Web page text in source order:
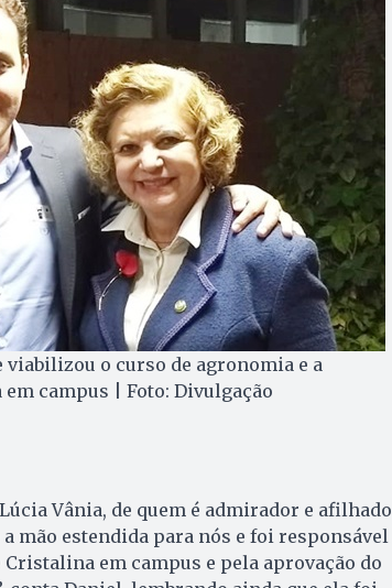
viabilizou o curso de agronomia e a
campus | Foto: Divulgação
Vânia, de quem é admirador e afilhado
mão estendida para nós e foi responsável
em campus e pela aprovação do